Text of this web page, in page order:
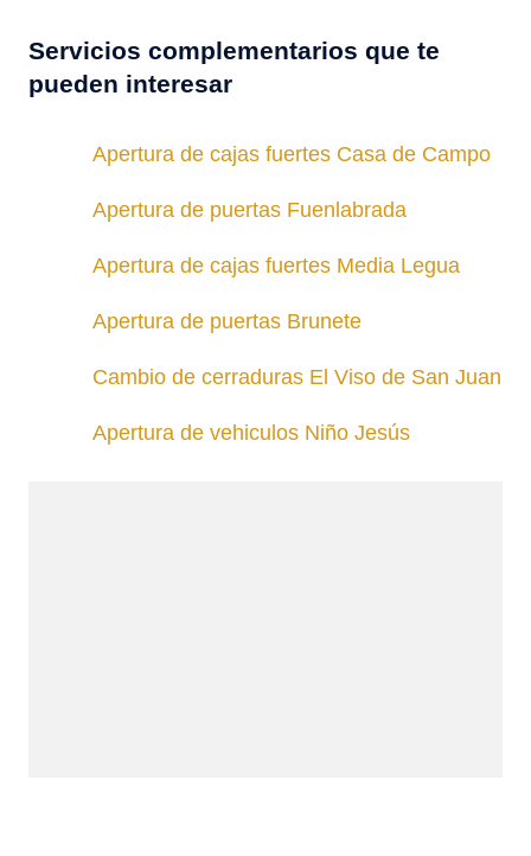
Servicios complementarios que te
pueden interesar
Apertura de cajas fuertes Casa de Campo
Apertura de puertas Fuenlabrada
Apertura de cajas fuertes Media Legua
Apertura de puertas Brunete
Cambio de cerraduras El Viso de San Juan
Apertura de vehiculos Niño Jesús